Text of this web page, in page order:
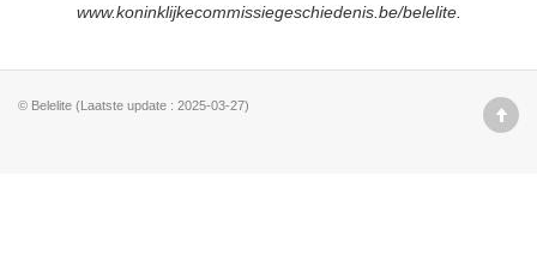
www.koninklijkecommissiegeschiedenis.be/belelite.
© Belelite (Laatste update : 2025-03-27)